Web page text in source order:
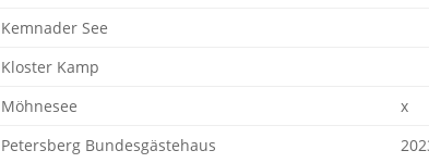
Kemnader See
Kloster Kamp
Möhnesee
x
Petersberg Bundesgästehaus